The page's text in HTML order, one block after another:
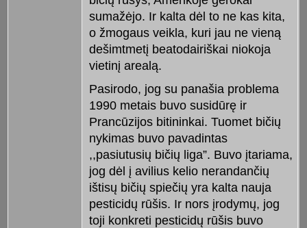
sumažėjo. Ir kalta dėl to ne kas kita,
o žmogaus veikla, kuri jau ne vieną
dešimtmetį beatodairiškai niokoja
vietinį arealą.
Pasirodo, jog su panašia problema
1990 metais buvo susidūrę ir
Prancūzijos bitininkai. Tuomet bičių
nykimas buvo pavadintas
,,pasiutusių bičių liga”. Buvo įtariama,
jog dėl į avilius kelio nerandančių
ištisų bičių spiečių yra kalta nauja
pesticidų rūšis. Ir nors įrodymų, jog
toji konkreti pesticidų rūšis buvo